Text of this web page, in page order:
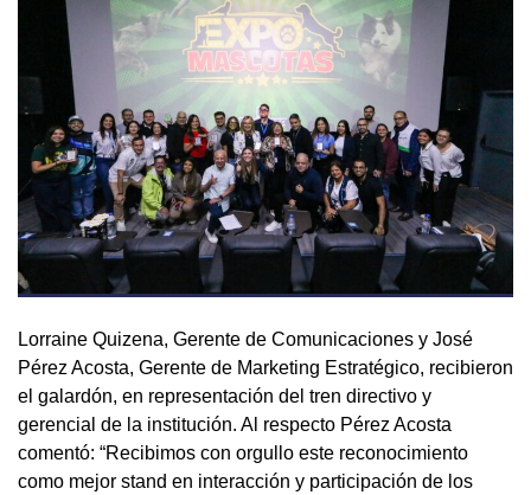
Lorraine Quizena, Gerente de Comunicaciones y José
Pérez Acosta, Gerente de Marketing Estratégico, recibieron
el galardón, en representación del tren directivo y
gerencial de la institución. Al respecto Pérez Acosta
comentó: “Recibimos con orgullo este reconocimiento
como mejor stand en interacción y participación de los